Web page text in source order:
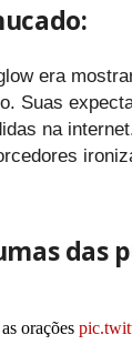
era
Suas
na
das
orações